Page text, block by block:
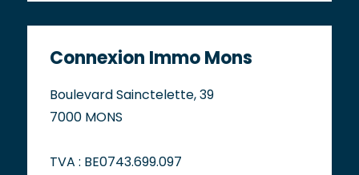
Connexion Immo Mons
Boulevard Sainctelette, 39
7000 MONS
TVA : BE0743.699.097